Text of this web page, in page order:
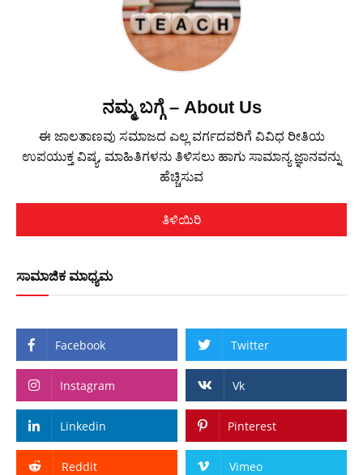
ನಮ್ಮ ಬಗ್ಗೆ – About Us
ಈ ಜಾಲತಾಣವು ಸಮಾಜದ ಎಲ್ಲ ವರ್ಗದವರಿಗೆ ವಿವಿಧ ರೀತಿಯ
ಉಪಯುಕ್ತ ವಿಷ್ಯ, ಮಾಹಿತಿಗಳನು ತಿಳಿಸಲು ಹಾಗು ಸಾಮಾನ್ಯ ಜ್ಞಾನವನ್ನು
ಹೆಚ್ಚಿಸುವ
ತಿಳಿಯಿರಿ
ಸಾಮಾಜಿಕ ಮಾಧ್ಯಮ
Facebook Twitter
Instagram Vk
Linkedin Pinterest
Reddit Vimeo